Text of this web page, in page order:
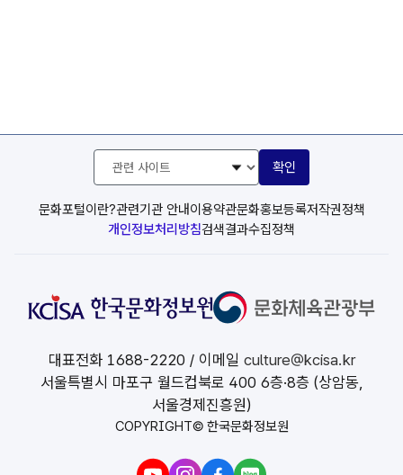
문화포털이란?관련기관 안내이용약관문화홍보등록저작권정책
개인정보처리방침검색결과수집정책
관
사
이
트
확인
대표전화 1688-2220 / 이메일 culture@kcisa.kr
서울특별시 마포구 월드컵북로 400 6층·8층 (상암동,
서울경제진흥원)
COPYRIGHT© 한국문화정보원